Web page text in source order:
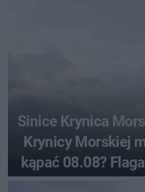
Sinice Krynica
Krynicy Morskiej
kąpać 08.08?
pogodowe